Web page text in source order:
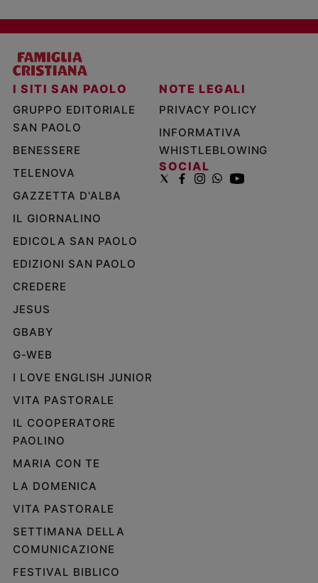
I SITI SAN PAOLO
GRUPPO EDITORIALE
SAN PAOLO
BENESSERE
TELENOVA
GAZZETTA D'ALBA
IL GIORNALINO
EDICOLA SAN PAOLO
EDIZIONI SAN PAOLO
CREDERE
JESUS
GBABY
G-WEB
I LOVE ENGLISH JUNIOR
VITA PASTORALE
IL COOPERATORE
PAOLINO
MARIA CON TE
LA DOMENICA
VITA PASTORALE
SETTIMANA DELLA
COMUNICAZIONE
FESTIVAL BIBLICO
NOTE LEGALI
PRIVACY POLICY
INFORMATIVA
WHISTLEBLOWING
SOCIAL